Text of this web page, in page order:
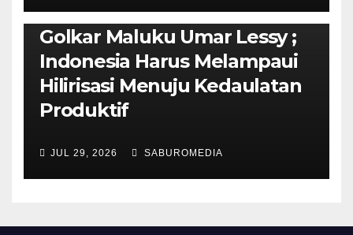
Isi Materi LK-III HMI, Ketua
Golkar Maluku Umar Lessy ;
Indonesia Harus Melampaui
Hilirisasi Menuju Kedaulatan
Produktif
JUL 29, 2026 SABUROMEDIA